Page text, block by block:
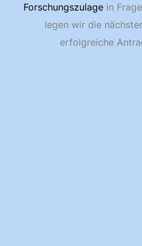
Forschungszulagein
legen wir die
erfolgreiche